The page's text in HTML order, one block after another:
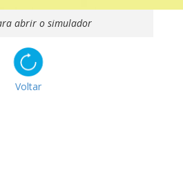
abrir o simulador
Voltar